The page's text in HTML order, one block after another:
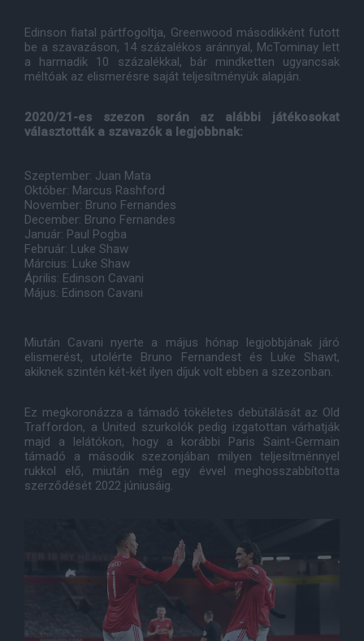
Edinson fiatal pártfogoltja, Greenwood másodikként futott
be a szavazáson, 14 százalékos aránnyal, McTominay lett
a harmadik 10 százalékkal, bár mindketten ugyancsak
méltóak az elismerésre saját teljesítményük alapján.
2020/21-es szezon során az alábbi játékosokat
választották a szavazók a legjobbnak:
Szeptember: Juan Mata
Október: Marcus Rashford
November: Bruno Fernandes
December: Bruno Fernandes
Január: Paul Pogba
Február: Luke Shaw
Március: Luke Shaw
Április: Edinson Cavani
Május: Edinson Cavani
Miután Cavani nyerte a május hónap legjobbjának járó
elismerést, utolérte Bruno Fernandest és Luke Shawt,
akiknek szintén két-két ilyen díjuk volt ebben a szezonban.
Ez megkoronázza a támadó tökéletes debütálását az Old
Traffordon, a United szurkolók pedig izgatottan várhatják
majd a lelátókon, hogy a korábbi Paris Saint-Germain
támadó a második szezonjában milyen teljesítménnyel
rukkol elő, miután még egy évvel meghosszabbította
szerződését 2022 júniusáig.